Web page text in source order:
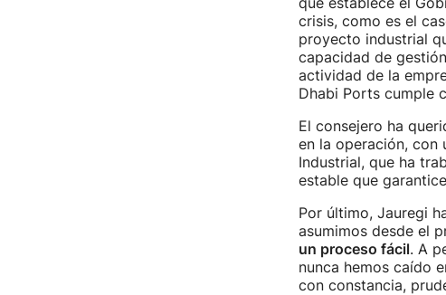
crisis, como es el
proyecto industrial
capacidad de
actividad de la
Dhabi Ports cumple
El consejero ha
en la operación, con
Industrial, que ha
estable que
Por último, Jauregi
asumimos desde el
un proceso fácil. A
nunca hemos caído
con constancia,